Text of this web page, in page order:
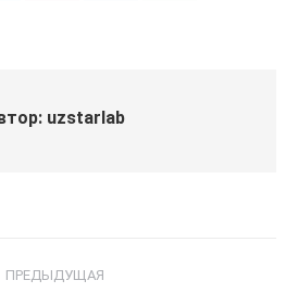
uzstarlab
ПРЕДЫДУЩАЯ